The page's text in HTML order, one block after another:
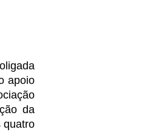
apoio
da
quatro